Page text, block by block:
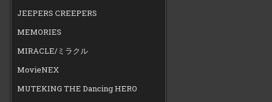
JEEPERS CREEPERS
MEMORIES
MIRACLE/ミラクル
MovieNEX
MUTEKING THE Dancing HERO